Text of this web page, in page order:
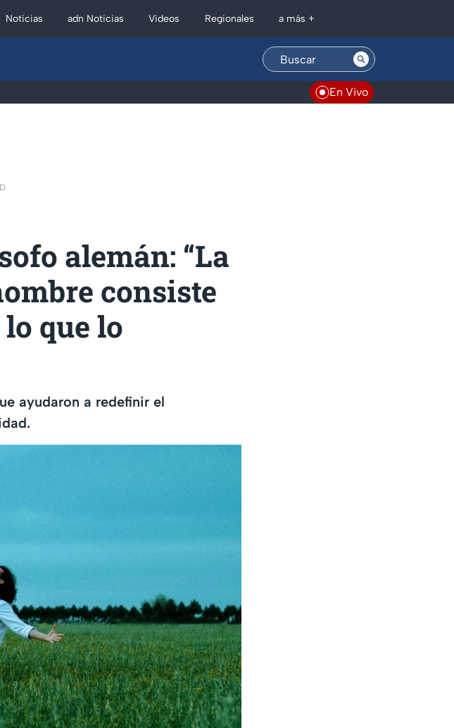
Noticias adn Noticias Videos Regionales a más +
En Vivo
alemán: “La
consiste
lo que lo
ayudaron a redefinir el